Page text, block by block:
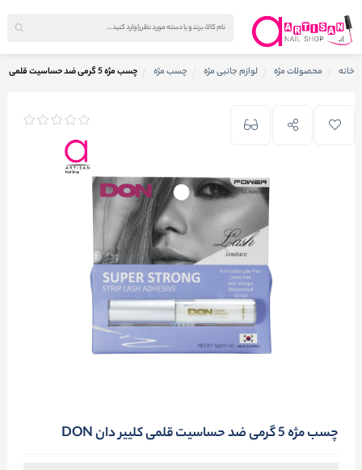
خانه محصولات مژه لوازم جانبی مژه چسب مژه چسب مژه 5 گرمی ضد حساسیت قلمی کلییر دان DON
چسب مژه 5 گرمی ضد حساسیت قلمی کلییر دان DON